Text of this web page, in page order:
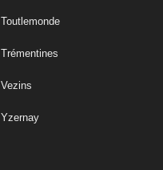
Toutlemonde
Trémentines
Vezins
Yzernay